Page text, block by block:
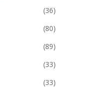
(36)
(80)
(89)
(33)
(33)